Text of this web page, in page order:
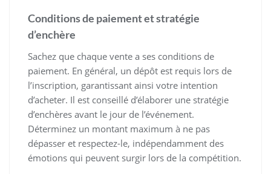
Conditions de paiement et stratégie
d’enchère
Sachez que chaque vente a ses conditions de
paiement. En général, un dépôt est requis lors de
l’inscription, garantissant ainsi votre intention
d’acheter. Il est conseillé d’élaborer une stratégie
d’enchères avant le jour de l’événement.
Déterminez un montant maximum à ne pas
dépasser et respectez-le, indépendamment des
émotions qui peuvent surgir lors de la compétition.